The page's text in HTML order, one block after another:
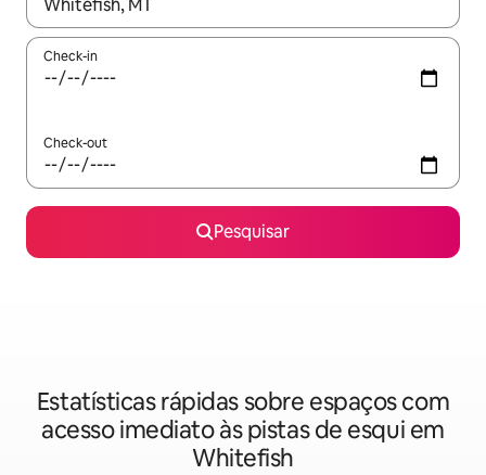
Check-in
Check-out
Pesquisar
Estatísticas rápidas sobre espaços com
acesso imediato às pistas de esqui em
Whitefish